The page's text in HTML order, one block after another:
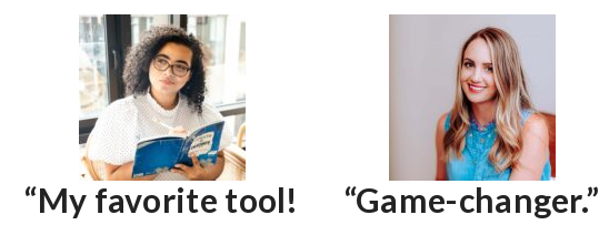
“My favorite tool! “Game-changer.”